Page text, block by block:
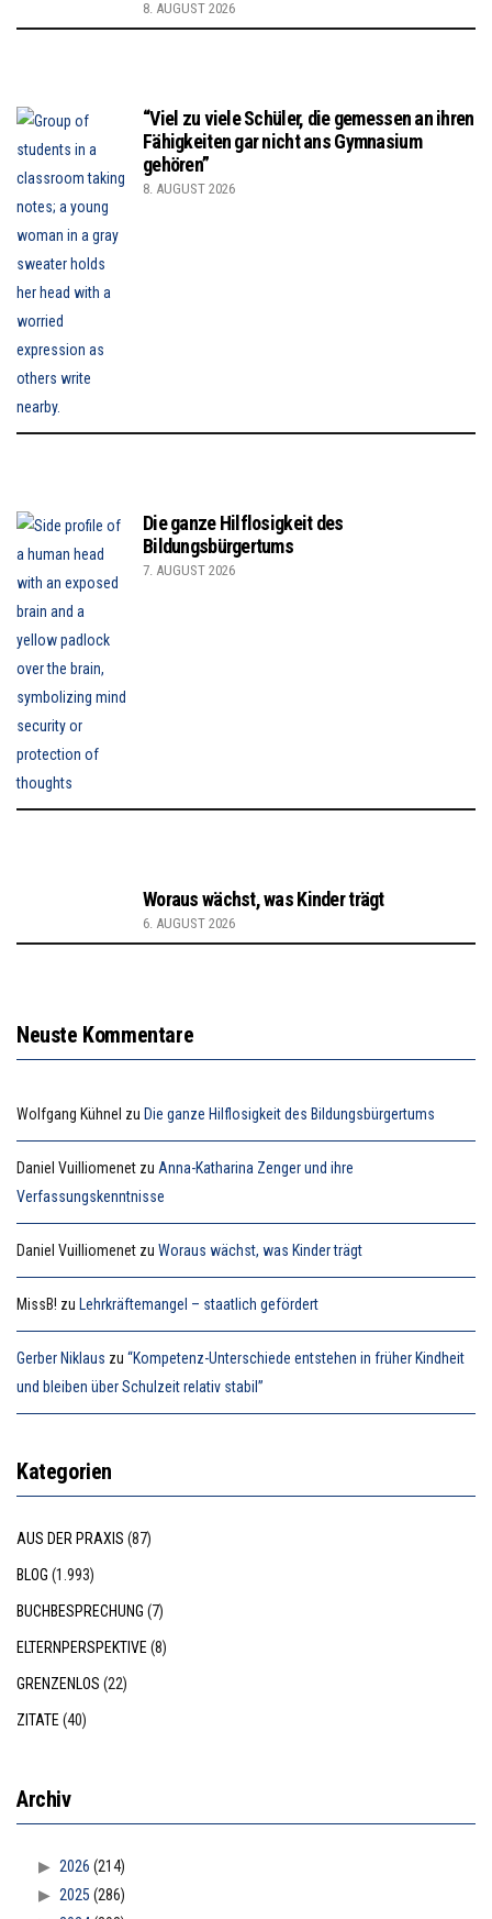
8. AUGUST 2026
“Viel zu viele Schüler, die gemessen an ihren
Fähigkeiten gar nicht ans Gymnasium
gehören”
8. AUGUST 2026
Die ganze Hilflosigkeit des
Bildungsbürgertums
7. AUGUST 2026
Woraus wächst, was Kinder trägt
6. AUGUST 2026
Neuste Kommentare
Wolfgang Kühnel zu Die ganze Hilflosigkeit des Bildungsbürgertums
Daniel Vuilliomenet zu Anna-Katharina Zenger und ihre
Verfassungskenntnisse
Daniel Vuilliomenet zu Woraus wächst, was Kinder trägt
MissB! zu Lehrkräftemangel – staatlich gefördert
Gerber Niklaus zu “Kompetenz-Unterschiede entstehen in früher Kindheit
und bleiben über Schulzeit relativ stabil”
Kategorien
AUS DER PRAXIS (87)
BLOG (1.993)
BUCHBESPRECHUNG (7)
ELTERNPERSPEKTIVE (8)
GRENZENLOS (22)
ZITATE (40)
Archiv
2026 (214)
2025 (286)